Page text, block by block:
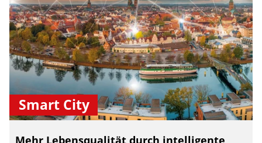
Smart City
Mehr Lebensqualität durch intelligente